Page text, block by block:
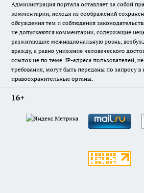
Администрация портала оставляет за собой
комментарии, исходя из соображений
обсуждения тем и соблюдения
не допускаются комментарии, содержащие
разжигающие межнациональную рознь,
вражду, а равно унижение человеческого
ссылок не по теме. IP-адреса пользователей,
требования, могут быть переданы по запросу
правоохранительные органы.
16+